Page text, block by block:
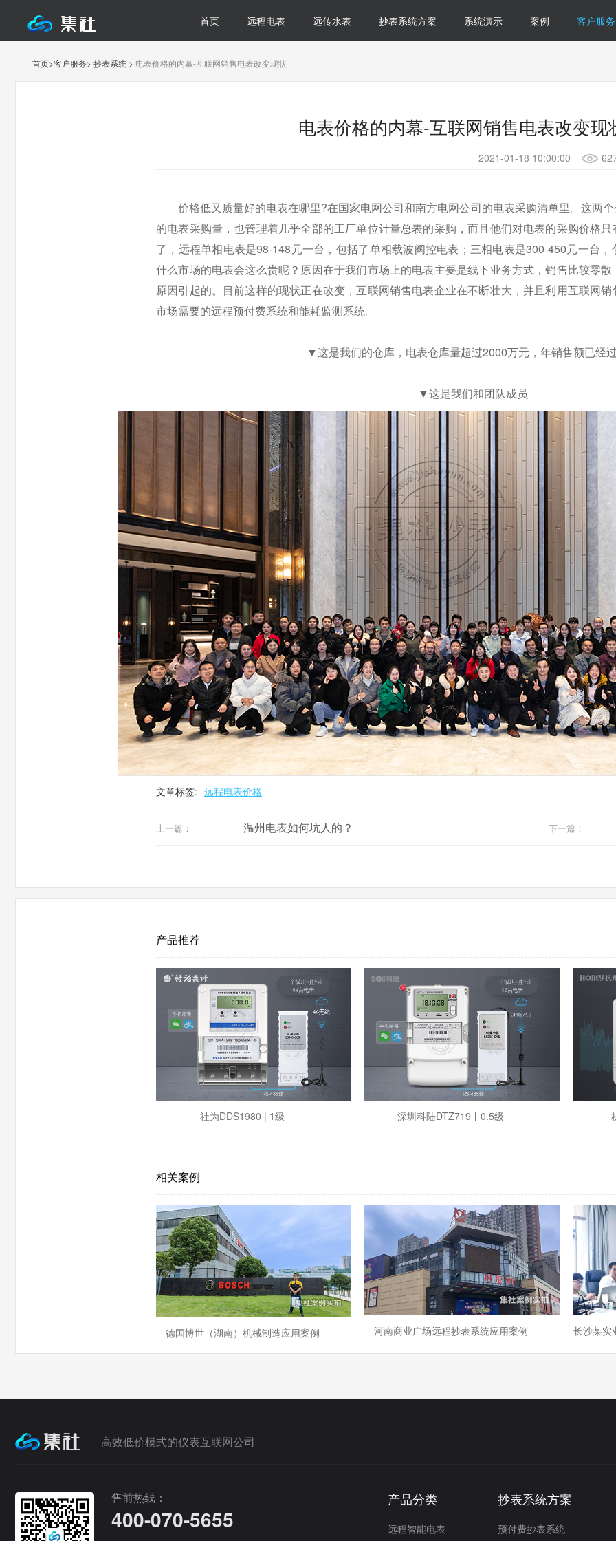
首页 远程电表 远传水表 抄表系统方案 系统演示 案例 客户服务
首页>客户服务> 抄表系统 > 电表价格的内幕-互联网销售电表改变现状
电表价格的内幕-互联网销售电表改变现
2021-01-18 10:00:00 
价格低又质量好的电表在哪里?在国家电网公司和南方电网公司的电表采购清单里。这两
的电表采购量，也管理着几乎全部的工厂单位计量总表的采购，而且他们对电表的采购价格
了，远程单相电表是98-148元一台，包括了单相载波阀控电表；三相电表是300-450元一台
什么市场的电表会这么贵呢？原因在于我们市场上的电表主要是线下业务方式，销售比较零
原因引起的。目前这样的现状正在改变，互联网销售电表企业在不断壮大，并且利用互联网
市场需要的远程预付费系统和能耗监测系统。
▼这是我们的仓库，电表仓库量超过2000万元，年销售额已经
▼这是我们和团队成员
文章标签: 远程电表价格
上一篇： 温州电表如何坑人的？ 下一篇：
产品推荐
社为DDS1980 | 1级 深圳科陆DTZ719丨0.5级
相关案例
德国博世（湖南）机械制造应用案例 河南商业广场远程抄表系统应用案例
高效低价模式的仪表互联网公司
售前热线：
400-070-5655
产品分类
远程智能电表
抄表系统方案
预付费抄表系统